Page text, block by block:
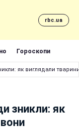
rbc.ua
Гороскопи
як виглядали
зникли: як